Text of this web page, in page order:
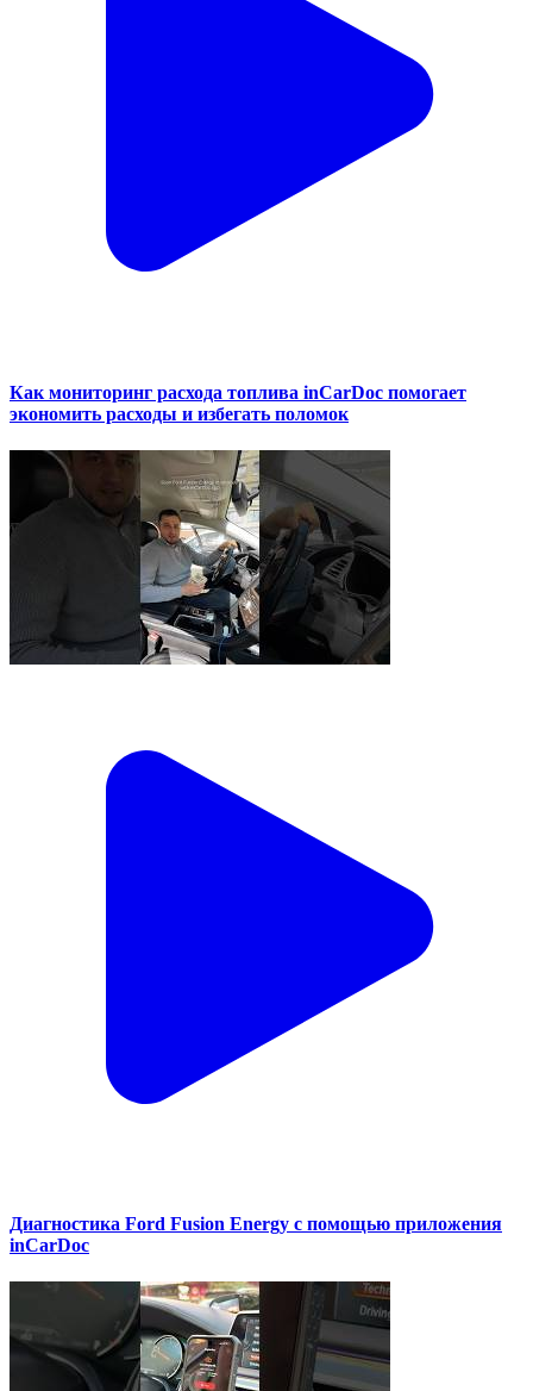
Как мониторинг расхода топлива inCarDoc помогает
экономить расходы и избегать поломок
Диагностика Ford Fusion Energy с помощью приложения
inCarDoc